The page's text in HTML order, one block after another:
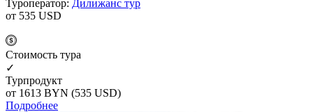
Туроператор: Дилижанс тур
от 535 USD
Cтоимость тура
✓
Турпродукт
от 1613 BYN (535 USD)
Подробнее